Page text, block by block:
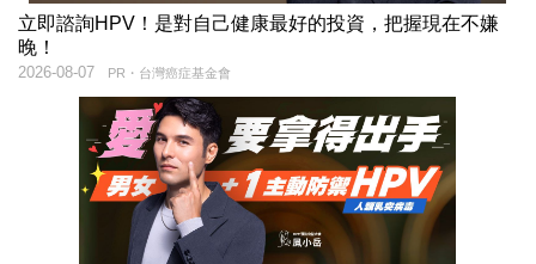
立即諮詢HPV！是對自己健康最好的投資，把握現在不嫌
晚！
PR・台灣癌症基金會
2026-08-07